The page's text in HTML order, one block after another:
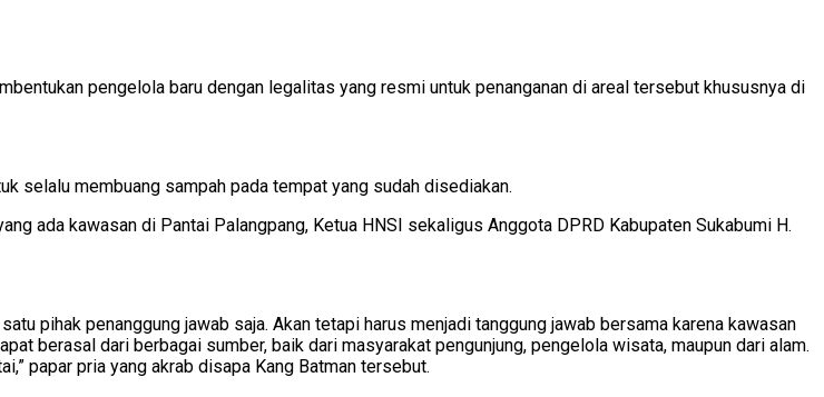
pengelola baru dengan legalitas yang resmi untuk penanganan di areal tersebut khususnya di
selalu membuang sampah pada tempat yang sudah disediakan.
ada kawasan di Pantai Palangpang, Ketua HNSI sekaligus Anggota DPRD Kabupaten Sukabumi H.
pihak penanggung jawab saja. Akan tetapi harus menjadi tanggung jawab bersama karena kawasan
berasal dari berbagai sumber, baik dari masyarakat pengunjung, pengelola wisata, maupun dari alam.
papar pria yang akrab disapa Kang Batman tersebut.